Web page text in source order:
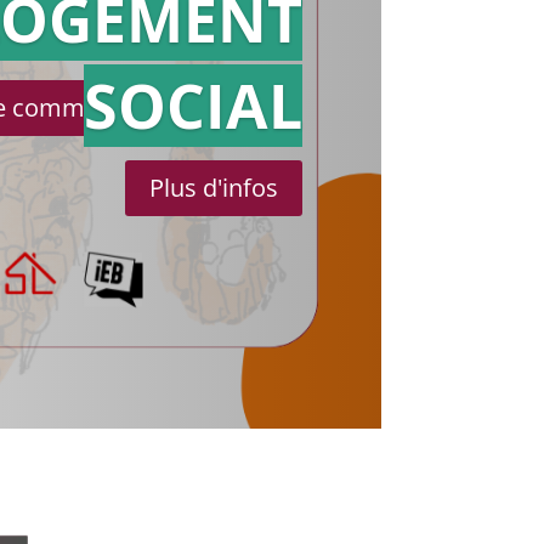
communiqué de presse
SOCIAL
Plus d'infos